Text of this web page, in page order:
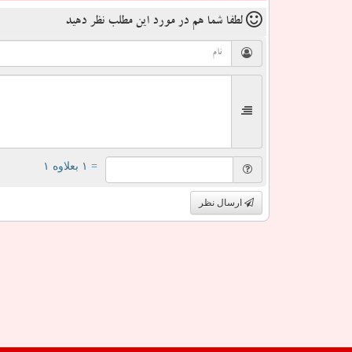
لطفا شما هم در مورد این مطلب نظر دهید
= ۱ بعلاوه ۱
ارسال نظر